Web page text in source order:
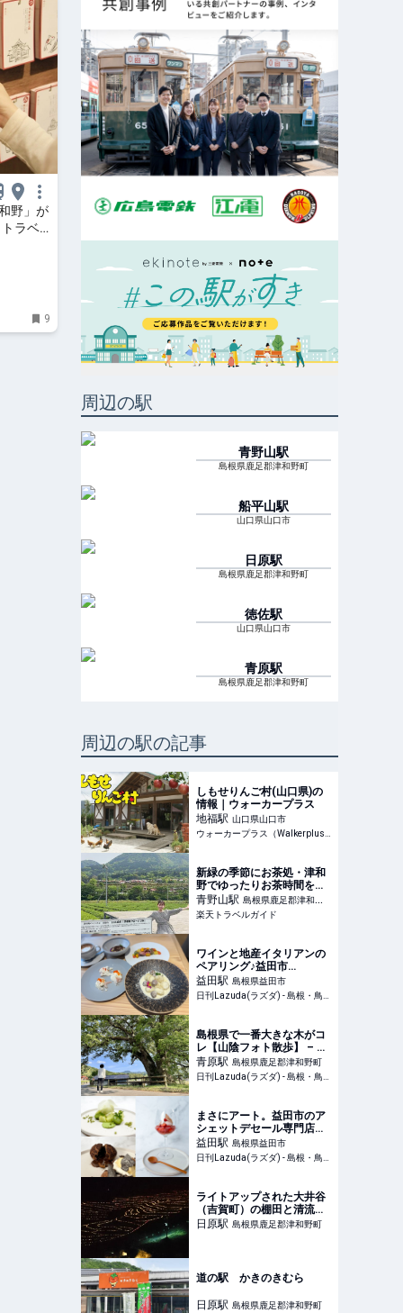
野」が
ラベ
9
周辺の駅
青野山駅
島根県鹿足郡津和野町
船平山駅
山口県山口市
日原駅
島根県鹿足郡津和野町
徳佐駅
山口県山口市
青原駅
島根県鹿足郡津和野町
周辺の駅の記事
しもせりんご村(山口県)の
情報｜ウォーカープラス
地福駅 山口県山口市
ウォーカープラス（Walkerplus）
新緑の季節にお茶処・津和
野でゆったりお茶時間を楽
しんでみては？ 【楽天トラ
ベル】
青野山駅 島根県鹿足郡津和野
町
楽天トラベルガイド
ワインと地産イタリアンの
ペアリング♪益田市
『Più（ピウ）』で心華やぐ
ランチ＆ディナーを – 日刊
Lazuda
益田駅 島根県益田市
日刊Lazuda(ラズダ) - 島根・鳥取を知る、見る、食べる、遊ぶ、暮らすWebマガジン
島根県で一番大きな木がコ
レ【山陰フォト散歩】 – 日
刊Lazuda
青原駅 島根県鹿足郡津和野町
日刊Lazuda(ラズダ) - 島根・鳥取を知る、見る、食べる、遊ぶ、暮らすWebマガジン
まさにアート。益田市のア
シェットデセール専門店
『Alu,（アル）』で珠玉の
デザートを – 日刊Lazuda
益田駅 島根県益田市
日刊Lazuda(ラズダ) - 島根・鳥取を知る、見る、食べる、遊ぶ、暮らすWebマガジン
ライトアップされた大井谷
（吉賀町）の棚田と清流日
本一の高津川
日原駅 島根県鹿足郡津和野町
道の駅 かきのきむら
日原駅 島根県鹿足郡津和野町